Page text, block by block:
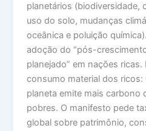
planetários (biodiversidade,
uso do solo, mudanças
oceânica e poluição
adoção do “pós-
planejado” em nações
consumo material dos ricos:
planeta emite mais carbono
pobres. O manifesto pede
global sobre patrimônio,